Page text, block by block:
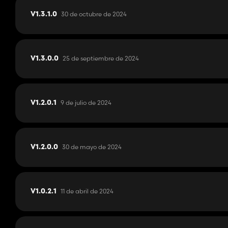
V1.3.1.0 30 de octubre de 2024
V1.3.0.0 25 de septiembre de 2024
V1.2.0.1 9 de julio de 2024
V1.2.0.0 30 de mayo de 2024
V1.0.2.1 11 de abril de 2024